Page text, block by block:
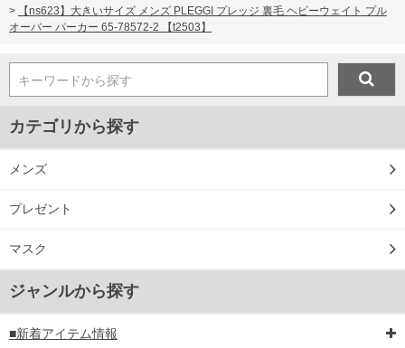
>
【ns623】大きいサイズ メンズ PLEGGI プレッジ 裏毛 ヘビーウェイト プル
オーバー パーカー 65-78572-2 【t2503】
キーワードから探す
カテゴリから探す
メンズ
プレゼント
マスク
ジャンルから探す
■新着アイテム情報